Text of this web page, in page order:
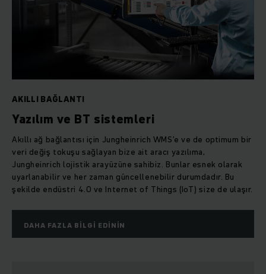
AKILLI BAĞLANTI
Yazılım ve BT sistemleri
Akıllı ağ bağlantısı için Jungheinrich WMS’e ve de optimum bir
veri değiş tokuşu sağlayan bize ait aracı yazılıma,
Jungheinrich lojistik arayüzüne sahibiz. Bunlar esnek olarak
uyarlanabilir ve her zaman güncellenebilir durumdadır. Bu
şekilde endüstri 4.0 ve Internet of Things (IoT) size de ulaşır.
DAHA FAZLA BILGI EDININ